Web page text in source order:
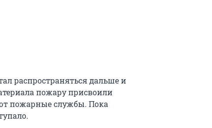
распространяться дальше и
пожару присвоили
пожарные службы. Пока